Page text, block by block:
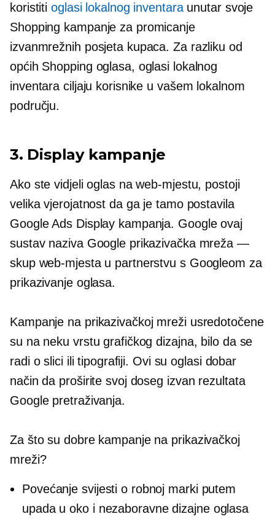
koristitioglasi lokalnog inventaraunutar svoje
Shopping kampanje za promicanje
izvanmrežnih posjeta kupaca. Za razliku od
općih Shopping oglasa, oglasi lokalnog
inventara ciljaju korisnike u vašem lokalnom
području.
3. Display kampanje
Ako ste vidjeli oglas na web-mjestu, postoji
velika vjerojatnost da ga je tamo postavila
Google Ads Display kampanja. Google ovaj
sustav naziva Google prikazivačka mreža —
skup web-mjesta u partnerstvu s Googleom za
prikazivanje oglasa.
Kampanje na prikazivačkoj mreži usredotočene
su na neku vrstu grafičkog dizajna, bilo da se
radi o slici ili tipografiji. Ovi su oglasi dobar
način da proširite svoj doseg izvan rezultata
Google pretraživanja.
Za što su dobre kampanje na prikazivačkoj
mreži?
Povećanje svijesti o robnoj marki putem
upada u okoi nezaboravne dizajne oglasa